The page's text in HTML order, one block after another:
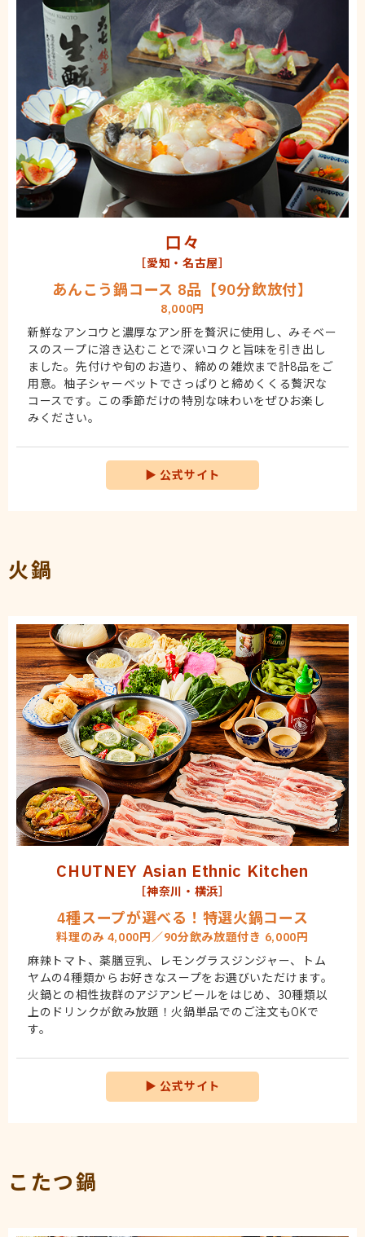
口々
［愛知・名古屋］
あんこう鍋コース 8品【90分飲放付】
8,000円
新鮮なアンコウと濃厚なアン肝を贅沢に使用し、みそベー
スのスープに溶き込むことで深いコクと旨味を引き出し
ました。先付けや旬のお造り、締めの雑炊まで計8品をご
用意。柚子シャーベットでさっぱりと締めくくる贅沢な
コースです。この季節だけの特別な味わいをぜひお楽し
みください。
▶ 公式サイト
火鍋
CHUTNEY Asian Ethnic Kitchen
［神奈川・横浜］
4種スープが選べる！特選火鍋コース
料理のみ 4,000円／90分飲み放題付き 6,000円
麻辣トマト、薬膳豆乳、レモングラスジンジャー、トム
ヤムの4種類からお好きなスープをお選びいただけます。
火鍋との相性抜群のアジアンビールをはじめ、30種類以
上のドリンクが飲み放題！火鍋単品でのご注文もOKで
す。
▶ 公式サイト
こたつ鍋